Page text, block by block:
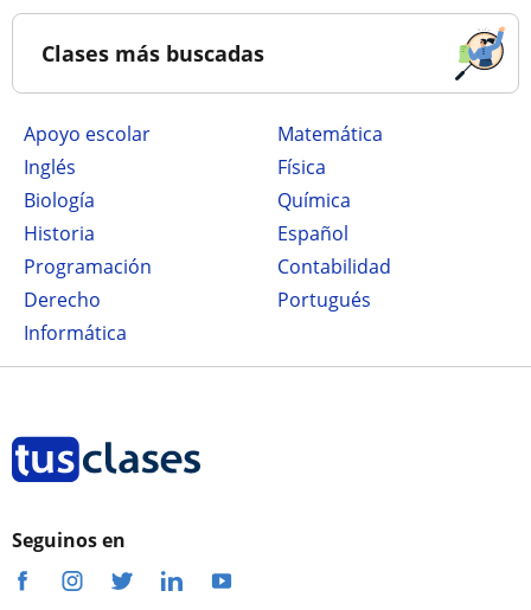
Clases más buscadas
Apoyo escolar
Matemática
Inglés
Física
Biología
Química
Historia
Español
Programación
Contabilidad
Derecho
Portugués
Informática
Seguinos en